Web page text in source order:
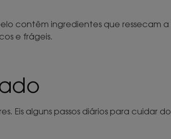
contêm ingredientes que ressecam a
e frágeis.
Eis alguns passos diários para cuidar do